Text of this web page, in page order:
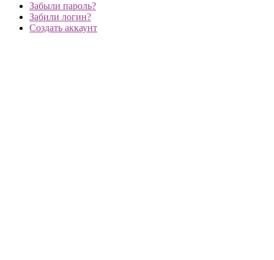
Забыли пароль?
Забили логин?
Создать аккаунт